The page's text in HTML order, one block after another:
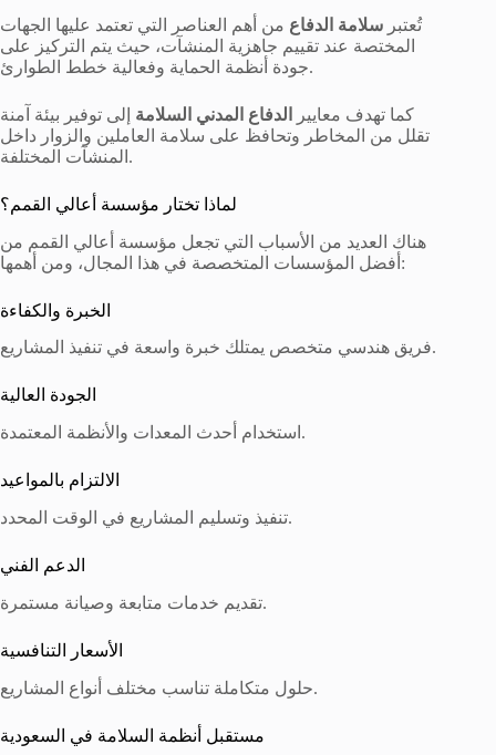
تُعتبر سلامة الدفاع من أهم العناصر التي تعتمد عليها الجهات
المختصة عند تقييم جاهزية المنشآت، حيث يتم التركيز على
جودة أنظمة الحماية وفعالية خطط الطوارئ.
كما تهدف معايير الدفاع المدني السلامة إلى توفير بيئة آمنة
تقلل من المخاطر وتحافظ على سلامة العاملين والزوار داخل
المنشآت المختلفة.
لماذا تختار مؤسسة أعالي القمم؟
هناك العديد من الأسباب التي تجعل مؤسسة أعالي القمم من
أفضل المؤسسات المتخصصة في هذا المجال، ومن أهمها:
الخبرة والكفاءة
فريق هندسي متخصص يمتلك خبرة واسعة في تنفيذ المشاريع.
الجودة العالية
استخدام أحدث المعدات والأنظمة المعتمدة.
الالتزام بالمواعيد
تنفيذ وتسليم المشاريع في الوقت المحدد.
الدعم الفني
تقديم خدمات متابعة وصيانة مستمرة.
الأسعار التنافسية
حلول متكاملة تناسب مختلف أنواع المشاريع.
مستقبل أنظمة السلامة في السعودية